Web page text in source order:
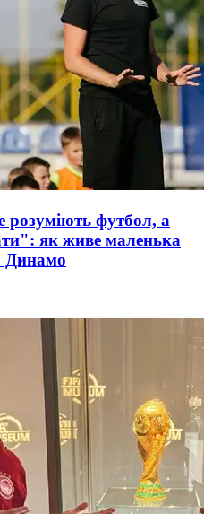
розуміють футбол, а
як живе маленька
Динамо